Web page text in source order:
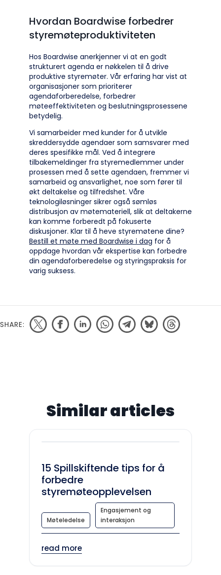
Hvordan Boardwise forbedrer
styremøteproduktiviteten
Hos Boardwise anerkjenner vi at en godt
strukturert agenda er nøkkelen til å drive
produktive styremøter. Vår erfaring har vist at
organisasjoner som prioriterer
agendaforberedelse, forbedrer
møteeffektiviteten og beslutningsprosessene
betydelig.
Vi samarbeider med kunder for å utvikle
skreddersydde agendaer som samsvarer med
deres spesifikke mål. Ved å integrere
tilbakemeldinger fra styremedlemmer under
prosessen med å sette agendaen, fremmer vi
samarbeid og ansvarlighet, noe som fører til
økt deltakelse og tilfredshet. Våre
teknologiløsninger sikrer også sømløs
distribusjon av møtemateriell, slik at deltakerne
kan komme forberedt på fokuserte
diskusjoner. Klar til å heve styremøtene dine?
Bestill et møte med Boardwise i dag for å
oppdage hvordan vår ekspertise kan forbedre
din agendaforberedelse og styringspraksis for
varig suksess.
SHARE:
Similar articles
15 Spillskiftende tips for å
forbedre
styremøteopplevelsen
Møteledelse
Engasjement og
interaksjon
read more